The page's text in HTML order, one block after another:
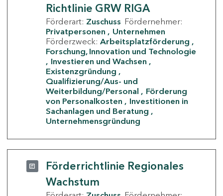
Richtlinie GRW RIGA
Förderart: Zuschuss Fördernehmer:
Privatpersonen
Unternehmen
Förderzweck: Arbeitsplatzförderung
Forschung, Innovation und Technologie
Investieren und Wachsen
Existenzgründung
Qualifizierung/Aus- und
Weiterbildung/Personal
Förderung
von Personalkosten
Investitionen in
Sachanlagen und Beratung
Unternehmensgründung
Förderrichtlinie Regionales
Wachstum